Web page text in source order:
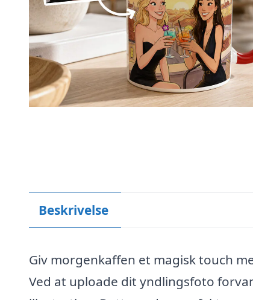
Beskrivelse
Giv morgenkaffen et magisk touch
Ved at uploade dit yndlingsfoto